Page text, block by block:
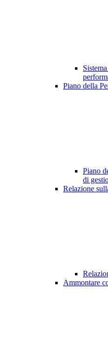
Piano della
Piano
di
Relazione
Ammontare